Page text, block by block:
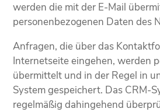
werden die mit der E-Mail
personenbezogenen Daten des
Anfragen, die über das
Internetseite eingehen, werden
übermittelt und in der Regel in
System gespeichert. Das CRM-
regelmäßig dahingehend